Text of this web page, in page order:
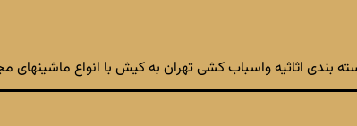
بندی اثاثیه واسباب کشی تهران به کیش با انواع ماشینهای